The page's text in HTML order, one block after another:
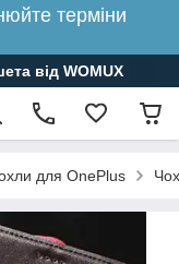
терміни
від WOMUX
для OnePlus